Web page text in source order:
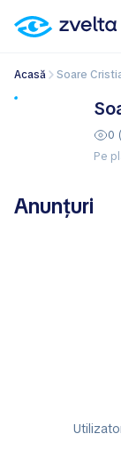
Acasă Soare
0
Pe
Anunțuri